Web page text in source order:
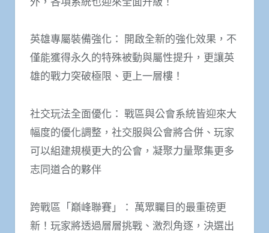
英雄專屬裝備強化： 開啟全新的強化效果，不
僅能獲得永久的特殊被動與屬性提升，更讓英
雄的戰力突破極限、更上一層樓！
社交玩法全面優化： 戰區與公會系統皆迎來大
幅度的優化調整，社交服與公會將合併、玩家
可以組建規模更大的公會，凝聚力量聚集更多
志同道合的夥伴
跨戰區「巔峰聯賽」： 萬眾矚目的最重磅更
新！玩家將透過層層挑戰、激烈角逐，決選出